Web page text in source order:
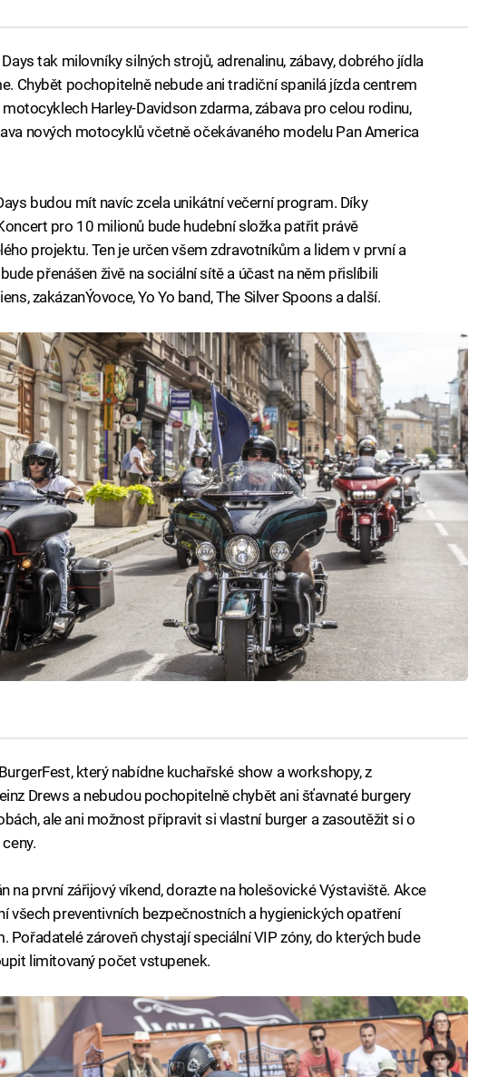
tak milovníky silných strojů, adrenalinu, zábavy, dobrého jídla
Chybět pochopitelně nebude ani tradiční spanilá jízda centrem
motocyklech Harley-Davidson zdarma, zábava pro celou rodinu,
nových motocyklů včetně očekávaného modelu Pan America
budou mít navíc zcela unikátní večerní program. Díky
pro 10 milionů bude hudební složka patřit právě
projektu. Ten je určen všem zdravotníkům a lidem v první a
přenášen živě na sociální sítě a účast na něm přislíbili
zakázanÝovoce, Yo Yo band, The Silver Spoons a další.
který nabídne kuchařské show a workshopy, z
Drews a nebudou pochopitelně chybět ani šťavnaté burgery
ale ani možnost připravit si vlastní burger a zasoutěžit si o
na první zářijový víkend, dorazte na holešovické Výstaviště. Akce
všech preventivních bezpečnostních a hygienických opatření
Pořadatelé zároveň chystají speciální VIP zóny, do kterých bude
limitovaný počet vstupenek.